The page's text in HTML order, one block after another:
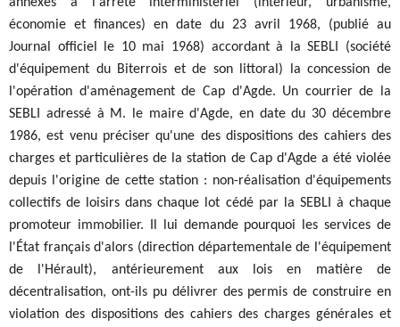
économie et finances) en date du 23 avril 1968, (publié au
Journal officiel le 10 mai 1968) accordant à la SEBLI (société
d'équipement du Biterrois et de son littoral) la concession de
l'opération d'aménagement de Cap d'Agde. Un courrier de la
SEBLI adressé à M. le maire d'Agde, en date du 30 décembre
1986, est venu préciser qu'une des dispositions des cahiers des
charges et particulières de la station de Cap d'Agde a été violée
depuis l'origine de cette station : non-réalisation d'équipements
collectifs de loisirs dans chaque lot cédé par la SEBLI à chaque
promoteur immobilier. Il lui demande pourquoi les services de
l'État français d'alors (direction départementale de l'équipement
de l'Hérault), antérieurement aux lois en matière de
décentralisation, ont-ils pu délivrer des permis de construire en
violation des dispositions des cahiers des charges générales et